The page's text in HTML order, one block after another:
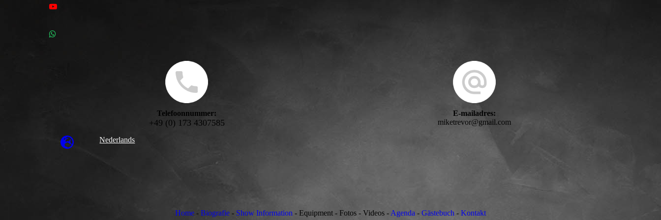
Telefoonnummer:
+49 (0) 173 4307585
E-mailadres:
miketrevor@gmail.com
Nederlands
Home - Biografie - Show Information - Equipment - Fotos - Videos - Agenda - Gästebuch - Kontakt